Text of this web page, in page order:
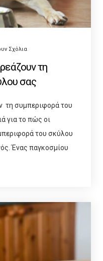
Σχόλια
τη
σας
τη συμπεριφορά του
για το πώς οι
του σκύλου
Ένας παγκοσμίου